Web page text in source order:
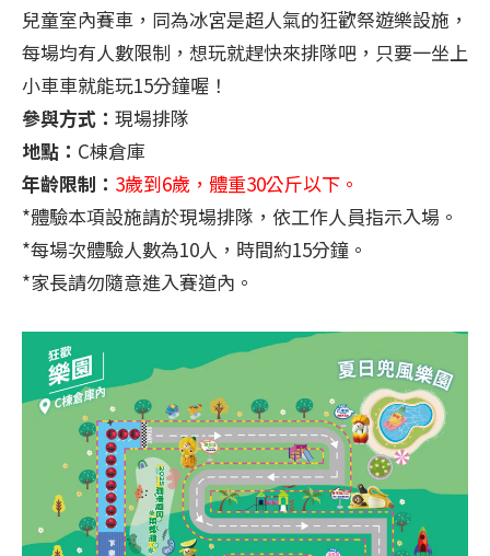
兒童室內賽車，同為冰宮是超人氣的狂歡祭遊樂設施，
每場均有人數限制，想玩就趕快來排隊吧，只要一坐上
小車車就能玩15分鐘喔！
參與方式： 現場排隊
地點： C棟倉庫
年齡限制： 3歲到6歲，體重30公斤以下。
*體驗本項設施請於現場排隊，依工作人員指示入場。
*每場次體驗人數為10人，時間約15分鐘。
*家長請勿隨意進入賽道內。